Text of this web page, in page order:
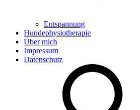
Entspannung
Hundephysiotherapie
Über mich
Impressum
Datenschutz